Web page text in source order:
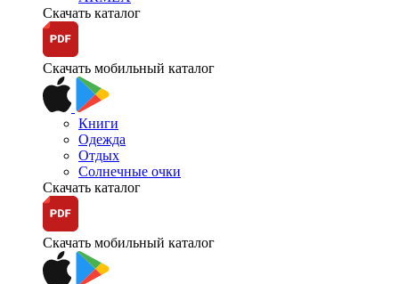
Скачать каталог
Скачать мобильный каталог
Книги
Одежда
Отдых
Солнечные очки
Скачать каталог
Скачать мобильный каталог